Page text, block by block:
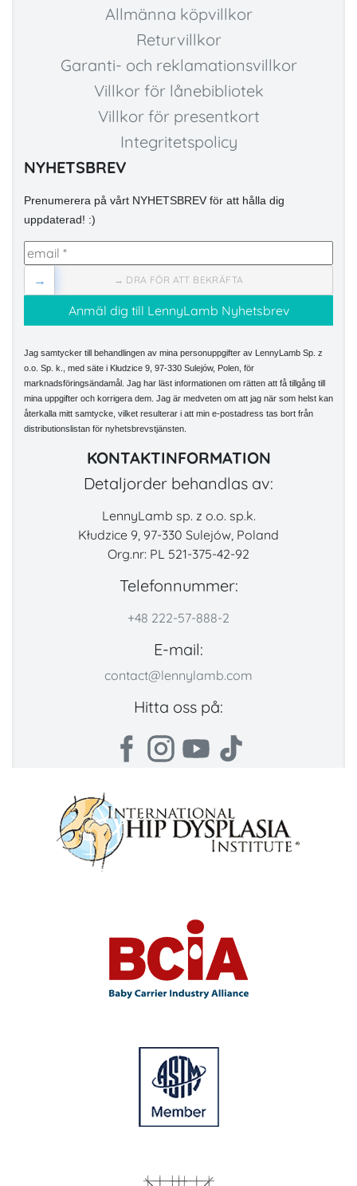
Allmänna köpvillkor
Returvillkor
Garanti- och reklamationsvillkor
Villkor för lånebibliotek
Villkor för presentkort
Integritetspolicy
NYHETSBREV
Prenumerera på vårt NYHETSBREV för att hålla dig
uppdaterad! :)
→ DRA FÖR ATT BEKRÄFTA
→
Jag samtycker till behandlingen av mina personuppgifter av LennyLamb Sp. z
o.o. Sp. k., med säte i Kłudzice 9, 97-330 Sulejów, Polen, för
marknadsföringsändamål. Jag har läst informationen om rätten att få tillgång till
mina uppgifter och korrigera dem. Jag är medveten om att jag när som helst kan
återkalla mitt samtycke, vilket resulterar i att min e-postadress tas bort från
distributionslistan för nyhetsbrevstjänsten.
KONTAKTINFORMATION
Detaljorder behandlas av:
LennyLamb sp. z o.o. sp.k.
Kłudzice 9, 97-330 Sulejów, Poland
Org.nr: PL 521-375-42-92
Telefonnummer:
+48 222-57-888-2
E-mail:
contact@lennylamb.com
Hitta oss på: